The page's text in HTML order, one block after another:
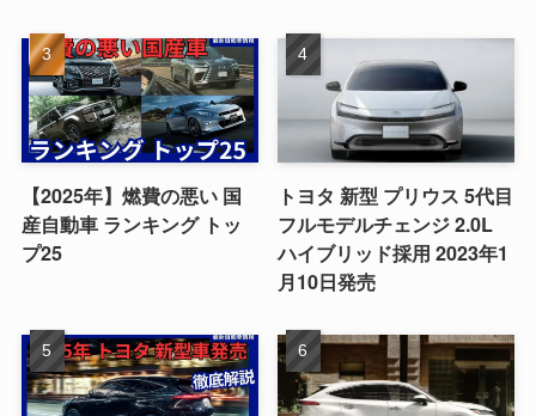
【2025年】燃費の悪い 国
産自動車 ランキング トッ
プ25
トヨタ 新型 プリウス 5代目
フルモデルチェンジ 2.0L
ハイブリッド採用 2023年1
月10日発売